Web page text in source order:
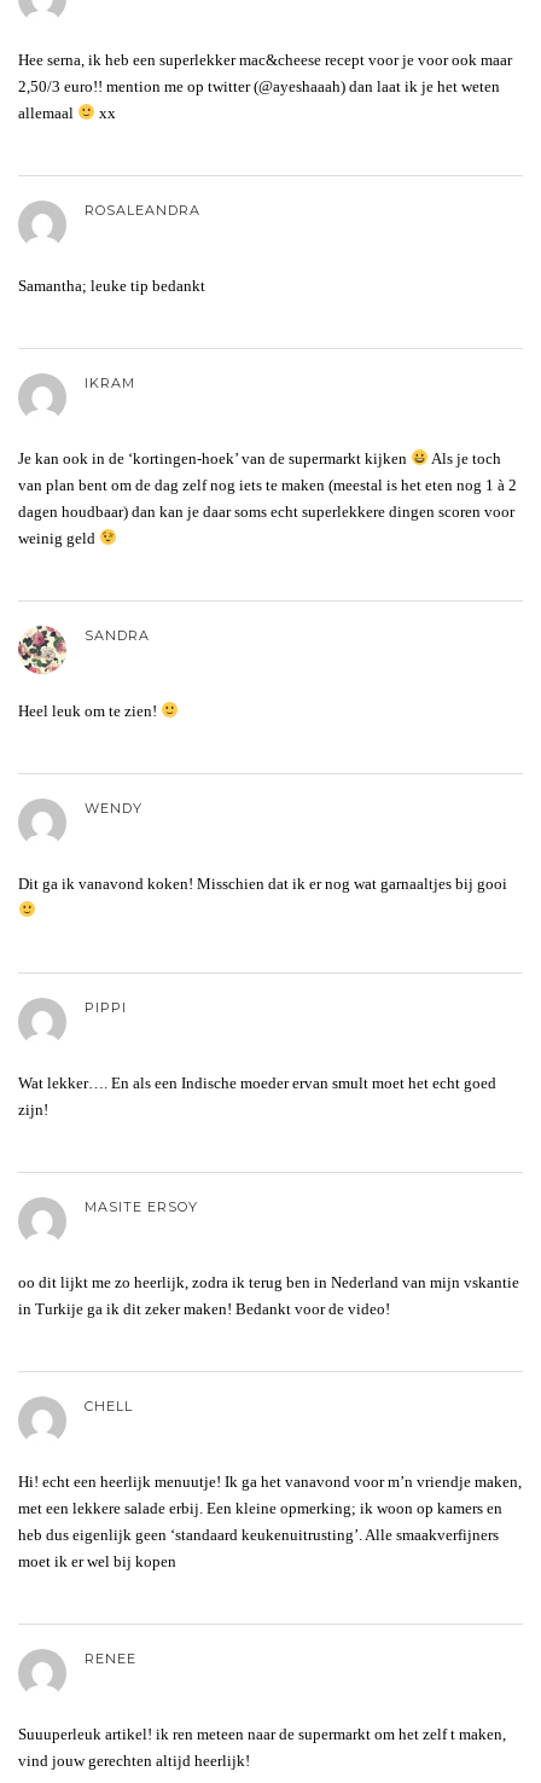
Hee serna, ik heb een superlekker mac&cheese recept voor je voor ook maar
2,50/3 euro!! mention me op twitter (@ayeshaaah) dan laat ik je het weten
allemaal
xx
ROSALEANDRA
Samantha; leuke tip bedankt
IKRAM
Je kan ook in de ‘kortingen-hoek’ van de supermarkt kijken
Als je toch
van plan bent om de dag zelf nog iets te maken (meestal is het eten nog 1 à 2
dagen houdbaar) dan kan je daar soms echt superlekkere dingen scoren voor
weinig geld
SANDRA
Heel leuk om te zien!
WENDY
Dit ga ik vanavond koken! Misschien dat ik er nog wat garnaaltjes bij gooi
PIPPI
Wat lekker…. En als een Indische moeder ervan smult moet het echt goed
zijn!
MASITE ERSOY
oo dit lijkt me zo heerlijk, zodra ik terug ben in Nederland van mijn vskantie
in Turkije ga ik dit zeker maken! Bedankt voor de video!
CHELL
Hi! echt een heerlijk menuutje! Ik ga het vanavond voor m’n vriendje maken,
met een lekkere salade erbij. Een kleine opmerking; ik woon op kamers en
heb dus eigenlijk geen ‘standaard keukenuitrusting’. Alle smaakverfijners
moet ik er wel bij kopen
RENEE
Suuuperleuk artikel! ik ren meteen naar de supermarkt om het zelf t maken,
vind jouw gerechten altijd heerlijk!